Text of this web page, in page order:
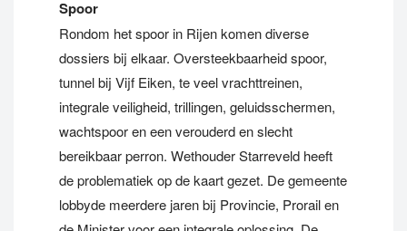
Spoor
Rondom het spoor in Rijen komen diverse
dossiers bij elkaar. Oversteekbaarheid spoor,
tunnel bij Vijf Eiken, te veel vrachttreinen,
integrale veiligheid, trillingen, geluidsschermen,
wachtspoor en een verouderd en slecht
bereikbaar perron. Wethouder Starreveld heeft
de problematiek op de kaart gezet. De gemeente
lobbyde meerdere jaren bij Provincie, Prorail en